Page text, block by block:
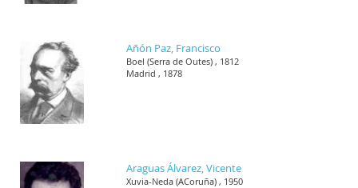
Añón Paz, Francisco
Boel (Serra de Outes) , 1812
Madrid , 1878
Araguas Álvarez, Vicente
Xuvia-Neda (ACoruña) , 1950